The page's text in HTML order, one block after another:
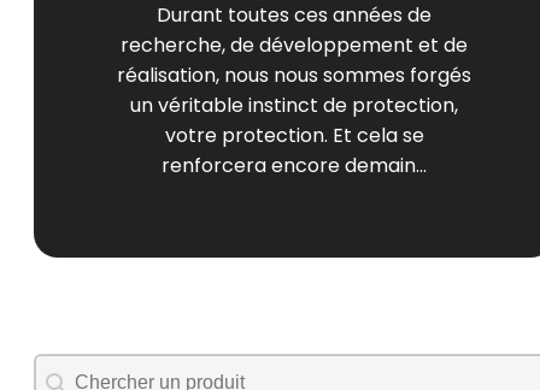
Durant toutes ces années de
recherche, de développement et de
réalisation, nous nous sommes forgés
un véritable instinct de protection,
votre protection. Et cela se
renforcera encore demain...
recherche Rechercher